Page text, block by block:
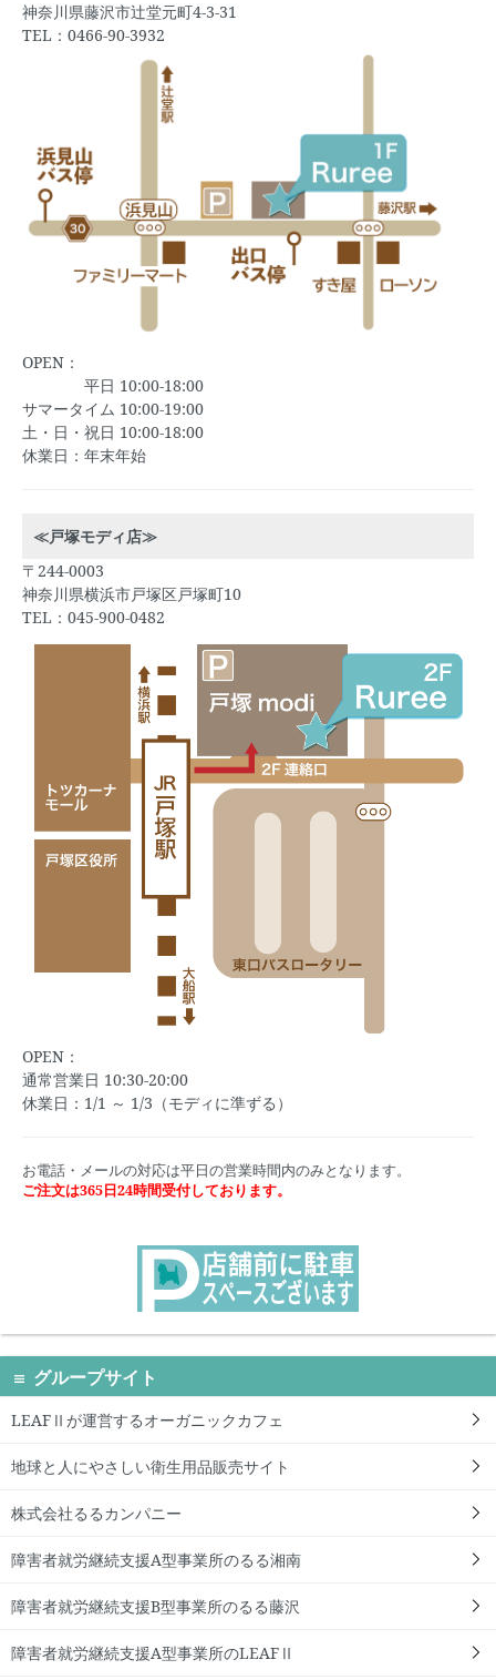
神奈川県藤沢市辻堂元町4-3-31
TEL：0466-90-3932
OPEN：
平日 10:00-18:00
サマータイム 10:00-19:00
土・日・祝日 10:00-18:00
休業日：年末年始
≪戸塚モディ店≫
〒244-0003
神奈川県横浜市戸塚区戸塚町10
TEL：045-900-0482
OPEN：
通常営業日 10:30-20:00
休業日：1/1 ～ 1/3（モディに準ずる）
お電話・メールの対応は平日の営業時間内のみとなります。
ご注文は365日24時間受付しております。
グループサイト
LEAFⅡが運営するオーガニックカフェ
地球と人にやさしい衛生用品販売サイト
株式会社るるカンパニー
障害者就労継続支援A型事業所のるる湘南
障害者就労継続支援B型事業所のるる藤沢
障害者就労継続支援A型事業所のLEAFⅡ